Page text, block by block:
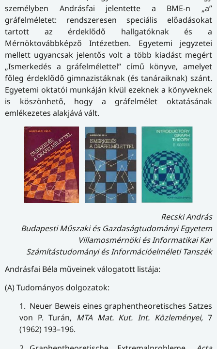
személyben Andrásfai jelentette a BME-n „a”
gráfelméletet: rendszeresen speciális előadásokat
tartott az érdeklődő hallgatóknak és a
Mérnöktovábbképző Intézetben. Egyetemi jegyzetei
mellett ugyancsak jelentős volt a több kiadást megért
„Ismerkedés a gráfelmélettel” című könyve, amelyet
főleg érdeklődő gimnazistáknak (és tanáraiknak) szánt.
Egyetemi oktatói munkáján kívül ezeknek a könyveknek
is köszönhető, hogy a gráfelmélet oktatásának
emlékezetes alakjává vált.
Recski András
Budapesti Műszaki és Gazdaságtudományi Egyetem
Villamosmérnöki és Informatikai Kar
Számítástudományi és Információelméleti Tanszék
Andrásfai Béla műveinek válogatott listája:
(A) Tudományos dolgozatok:
1. Neuer Beweis eines graphentheoretisches Satzes
von P. Turán, MTA Mat. Kut. Int. Közleményei, 7
(1962) 193–196.